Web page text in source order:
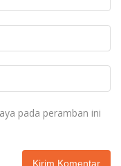
pada peramban ini